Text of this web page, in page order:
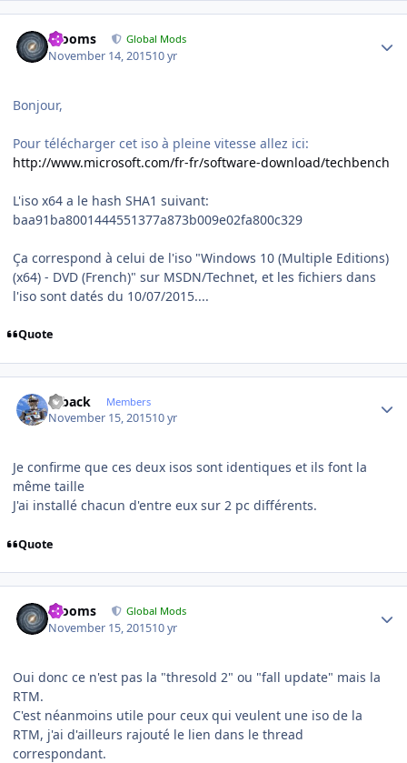
mooms Global Mods
November 14, 201510 yr
Bonjour,
Pour télécharger cet iso à pleine vitesse allez ici:
http://www.microsoft.com/fr-fr/software-download/techbench
L'iso x64 a le hash SHA1 suivant:
baa91ba8001444551377a873b009e02fa800c329
Ça correspond à celui de l'iso "Windows 10 (Multiple Editions)
(x64) - DVD (French)" sur MSDN/Technet, et les fichiers dans
l'iso sont datés du 10/07/2015....
Quote
ryback Members
November 15, 201510 yr
Je confirme que ces deux isos sont identiques et ils font la
même taille
J'ai installé chacun d'entre eux sur 2 pc différents.
Quote
mooms Global Mods
November 15, 201510 yr
Oui donc ce n'est pas la "thresold 2" ou "fall update" mais la
RTM.
C'est néanmoins utile pour ceux qui veulent une iso de la
RTM, j'ai d'ailleurs rajouté le lien dans le thread
correspondant.